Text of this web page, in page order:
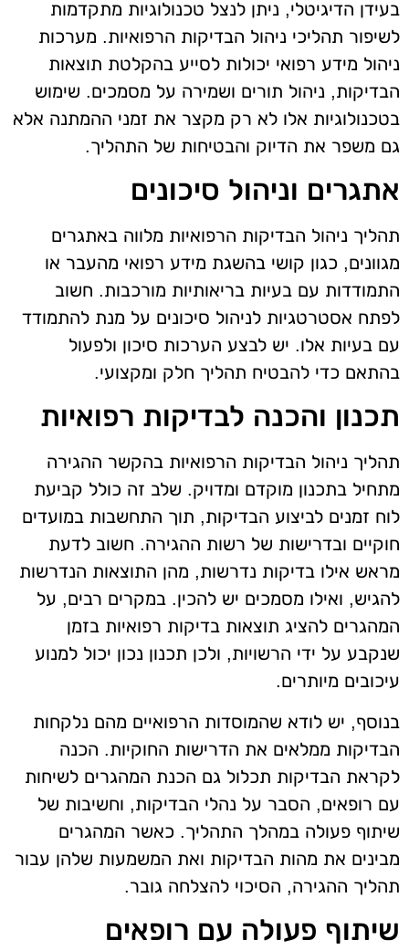
בעידן הדיגיטלי, ניתן לנצל טכנולוגיות מתקדמות
לשיפור תהליכי ניהול הבדיקות הרפואיות. מערכות
ניהול מידע רפואי יכולות לסייע בהקלטת תוצאות
הבדיקות, ניהול תורים ושמירה על מסמכים. שימוש
בטכנולוגיות אלו לא רק מקצר את זמני ההמתנה אלא
גם משפר את הדיוק והבטיחות של התהליך.
אתגרים וניהול סיכונים
תהליך ניהול הבדיקות הרפואיות מלווה באתגרים
מגוונים, כגון קושי בהשגת מידע רפואי מהעבר או
התמודדות עם בעיות בריאותיות מורכבות. חשוב
לפתח אסטרטגיות לניהול סיכונים על מנת להתמודד
עם בעיות אלו. יש לבצע הערכות סיכון ולפעול
בהתאם כדי להבטיח תהליך חלק ומקצועי.
תכנון והכנה לבדיקות רפואיות
תהליך ניהול הבדיקות הרפואיות בהקשר ההגירה
מתחיל בתכנון מוקדם ומדויק. שלב זה כולל קביעת
לוח זמנים לביצוע הבדיקות, תוך התחשבות במועדים
חוקיים ובדרישות של רשות ההגירה. חשוב לדעת
מראש אילו בדיקות נדרשות, מהן התוצאות הנדרשות
להגיש, ואילו מסמכים יש להכין. במקרים רבים, על
המהגרים להציג תוצאות בדיקות רפואיות בזמן
שנקבע על ידי הרשויות, ולכן תכנון נכון יכול למנוע
עיכובים מיותרים.
בנוסף, יש לודא שהמוסדות הרפואיים מהם נלקחות
הבדיקות ממלאים את הדרישות החוקיות. הכנה
לקראת הבדיקות תכלול גם הכנת המהגרים לשיחות
עם רופאים, הסבר על נהלי הבדיקות, וחשיבות של
שיתוף פעולה במהלך התהליך. כאשר המהגרים
מבינים את מהות הבדיקות ואת המשמעות שלהן עבור
תהליך ההגירה, הסיכוי להצלחה גובר.
שיתוף פעולה עם רופאים